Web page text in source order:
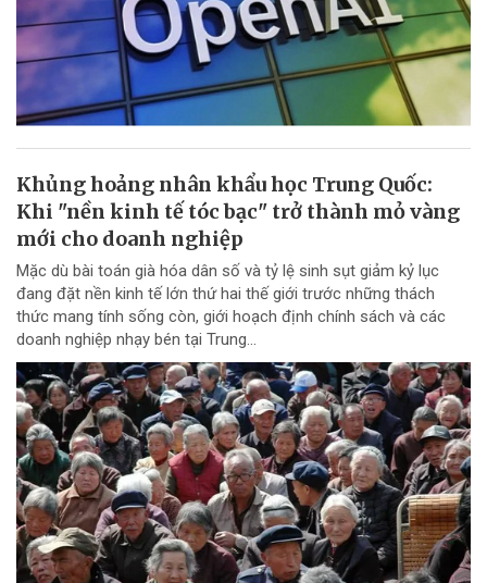
Khủng hoảng nhân khẩu học Trung Quốc:
Khi "nền kinh tế tóc bạc" trở thành mỏ vàng
mới cho doanh nghiệp
Mặc dù bài toán già hóa dân số và tỷ lệ sinh sụt giảm kỷ lục
đang đặt nền kinh tế lớn thứ hai thế giới trước những thách
thức mang tính sống còn, giới hoạch định chính sách và các
doanh nghiệp nhạy bén tại Trung...